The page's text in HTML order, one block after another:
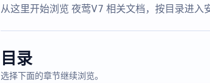
从这里开始浏览 夜莺V7 相关文档，按目录进入
目录
选择下面的章节继续浏览。